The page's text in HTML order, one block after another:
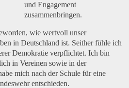
und Engagement
zusammenbringen.
wie wertvoll unser
in Deutschland ist. Seither fühle ich
Demokratie verpflichtet. Ich bin
in Vereinen sowie in der
mich nach der Schule für eine
entschieden.